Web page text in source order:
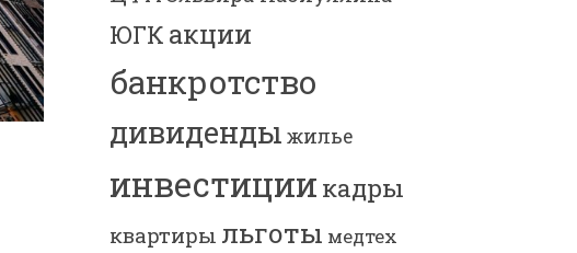
ЮГК акции
банкротство
дивиденды жилье
инвестиции кадры
квартиры льготы медтех